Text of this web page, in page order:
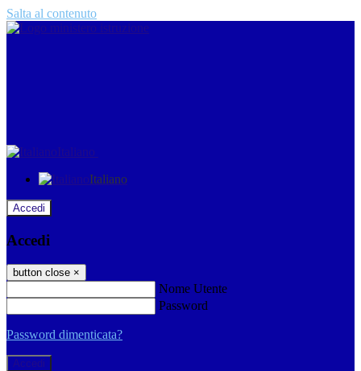
Salta al contenuto
Italiano
Italiano
Accedi
Accedi
button close ×
Nome Utente
Password
Password dimenticata?